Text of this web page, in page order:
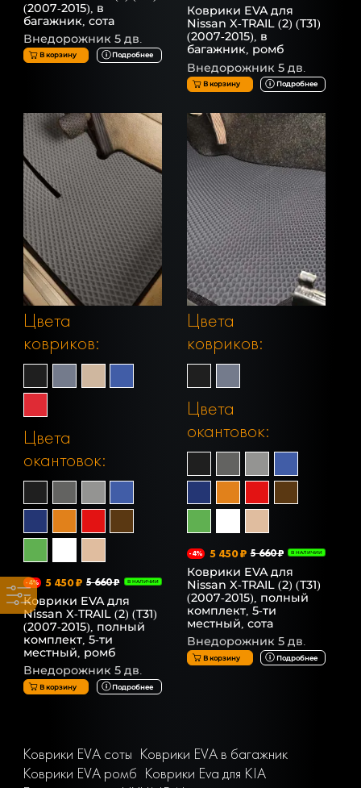
(2007-2015), в
багажник, сота
Внедорожник 5 дв.
В корзину Подробнее
Коврики EVA для
Nissan X-TRAIL (2) (T31)
(2007-2015), в
багажник, ромб
Внедорожник 5 дв.
В корзину Подробнее
Цвета
ковриков:
Цвета
окантовок:
-4% 5 450 ₽ 5 660 ₽ В НАЛИЧИИ
Коврики EVA для
Nissan X-TRAIL (2) (T31)
(2007-2015), полный
комплект, 5-ти
местный, ромб
Внедорожник 5 дв.
В корзину Подробнее
Цвета
ковриков:
Цвета
окантовок:
-4% 5 450 ₽ 5 660 ₽ В НАЛИЧИИ
Коврики EVA для
Nissan X-TRAIL (2) (T31)
(2007-2015), полный
комплект, 5-ти
местный, сота
Внедорожник 5 дв.
В корзину Подробнее
Коврики EVA соты Коврики EVA в багажник
Коврики EVA ромб Коврики Eva для KIA